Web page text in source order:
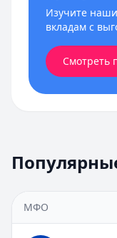
Изучите
вкладам с
Смотреть
МФО